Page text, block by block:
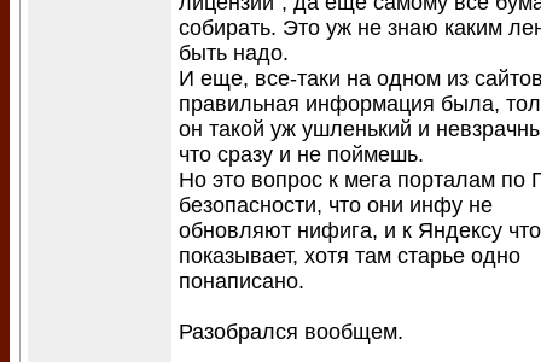
собирать. Это уж не знаю каким
быть надо.
И еще, все-таки на одном из
правильная информация была,
он такой уж ушленький и
что сразу и не поймешь.
Но это вопрос к мега порталам по
безопасности, что они инфу не
обновляют нифига, и к Яндексу
показывает, хотя там старье одно
понаписано.
Разобрался вообщем.